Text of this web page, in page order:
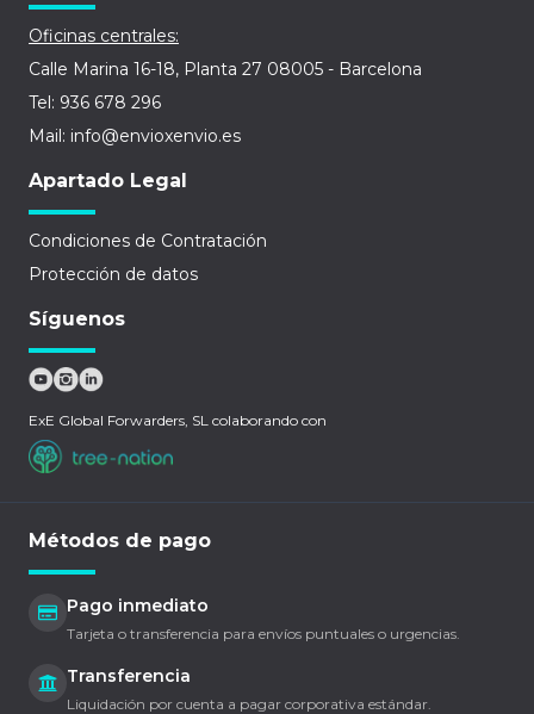
Oficinas centrales:
Calle Marina 16-18, Planta 27 08005 - Barcelona
Tel: 936 678 296
Mail: info@envioxenvio.es
Apartado Legal
Condiciones de Contratación
Protección de datos
Síguenos
ExE Global Forwarders, SL colaborando con
Métodos de pago
Pago inmediato
Tarjeta o transferencia para envíos puntuales o urgencias.
Transferencia
Liquidación por cuenta a pagar corporativa estándar.